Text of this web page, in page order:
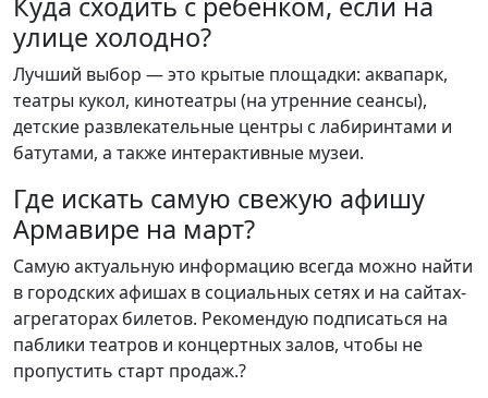
улице холодно?
Лучший выбор — это крытые площадки: аквапарк,
театры кукол, кинотеатры (на утренние сеансы),
детские развлекательные центры с лабиринтами и
батутами, а также интерактивные музеи.
Где искать самую свежую афишу
Армавире на март?
Самую актуальную информацию всегда можно найти
в городских афишах в социальных сетях и на сайтах-
агрегаторах билетов. Рекомендую подписаться на
паблики театров и концертных залов, чтобы не
пропустить старт продаж.?